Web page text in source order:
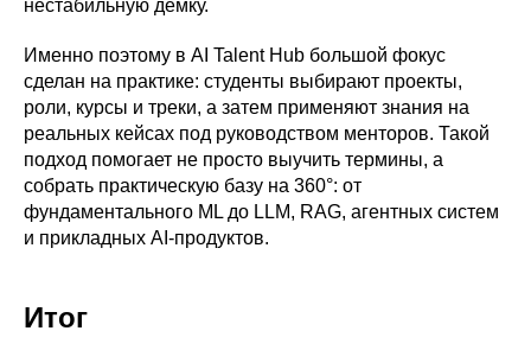
нестабильную демку.
Именно поэтому в AI Talent Hub большой фокус
сделан на практике: студенты выбирают проекты,
роли, курсы и треки, а затем применяют знания на
реальных кейсах под руководством менторов. Такой
подход помогает не просто выучить термины, а
собрать практическую базу на 360°: от
фундаментального ML до LLM, RAG, агентных систем
и прикладных AI-продуктов.
Итог